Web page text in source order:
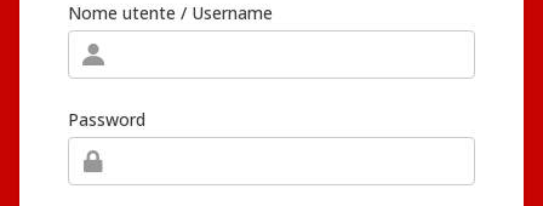
Nome utente / Username
Password